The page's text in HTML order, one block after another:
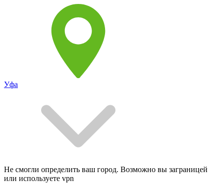
Уфа
Не смогли определить ваш город. Возможно вы заграницей
или используете vpn